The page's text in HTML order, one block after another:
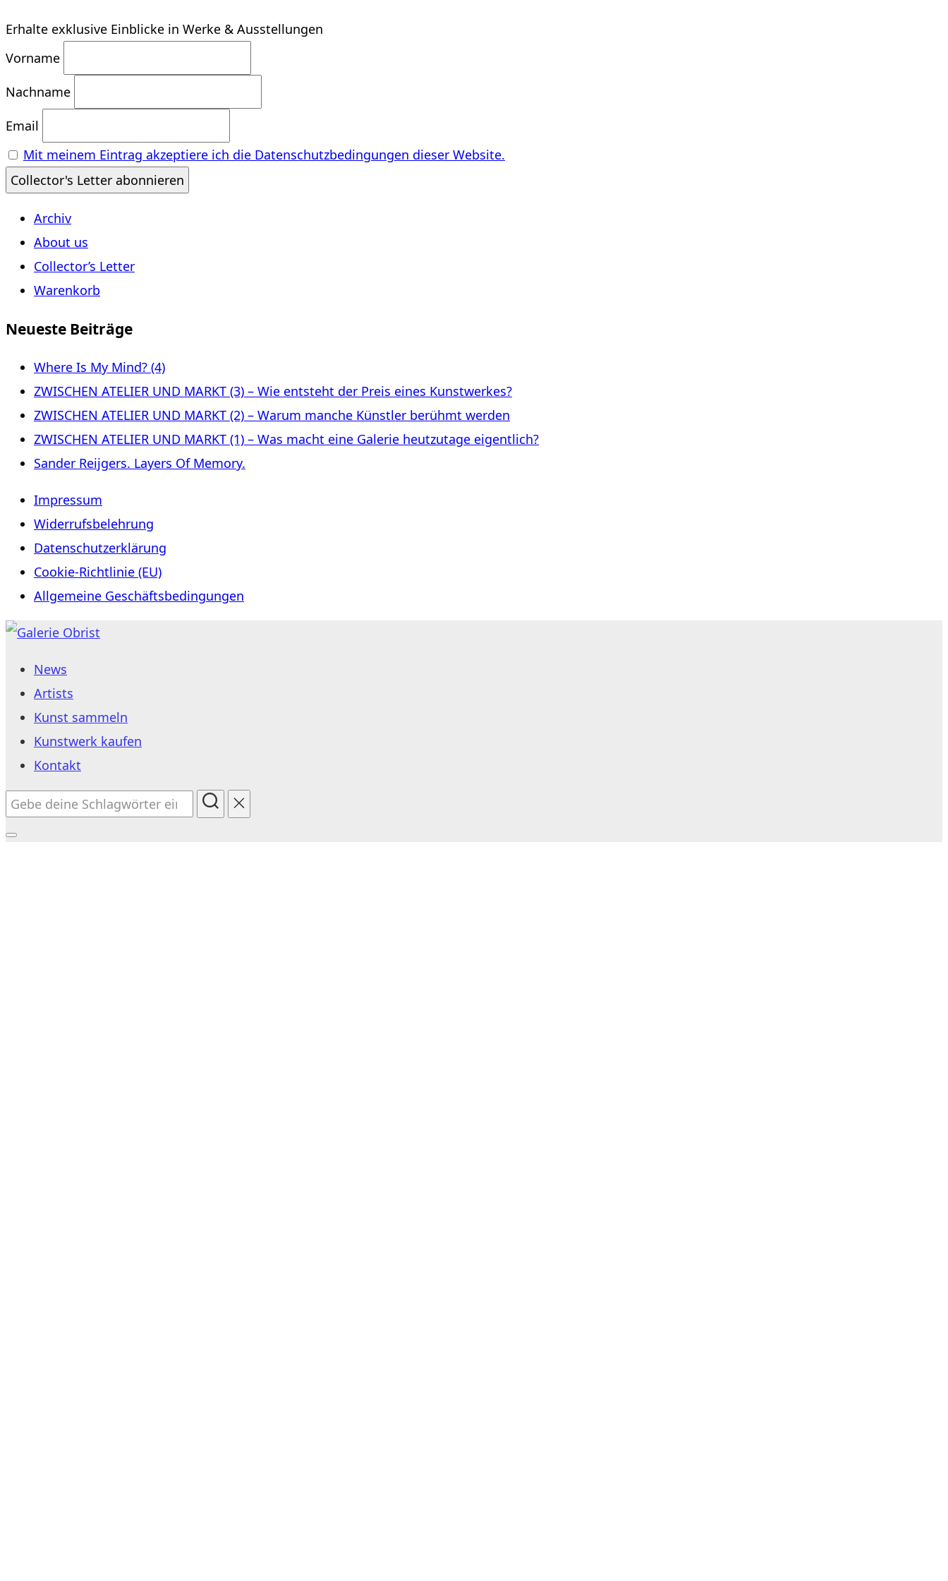
Erhalte exklusive Einblicke in Werke & Ausstellungen
Vorname
Nachname
Email
Mit meinem Eintrag akzeptiere ich die Datenschutzbedingungen dieser Website.
Archiv
About us
Collector’s Letter
Warenkorb
Neueste Beiträge
Where Is My Mind? (4)
ZWISCHEN ATELIER UND MARKT (3) – Wie entsteht der Preis eines Kunstwerkes?
ZWISCHEN ATELIER UND MARKT (2) – Warum manche Künstler berühmt werden
ZWISCHEN ATELIER UND MARKT (1) – Was macht eine Galerie heutzutage eigentlich?
Sander Reijgers. Layers Of Memory.
Impressum
Widerrufsbelehrung
Datenschutzerklärung
Cookie-Richtlinie (EU)
Allgemeine Geschäftsbedingungen
Zum
springen
News
Artists
Kunst sammeln
Kunstwerk kaufen
Kontakt
Suchen